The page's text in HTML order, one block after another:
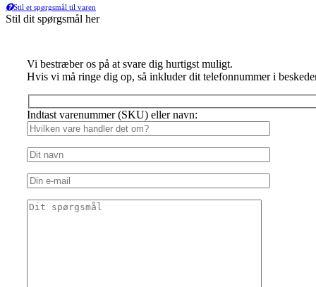
Stil et spørgsmål til varen
Stil dit spørgsmål her
Vi bestræber os på at svare dig hurtigst muligt.
Hvis vi må ringe dig op, så inkluder dit telefonnummer i
Indtast varenummer (SKU) eller navn: